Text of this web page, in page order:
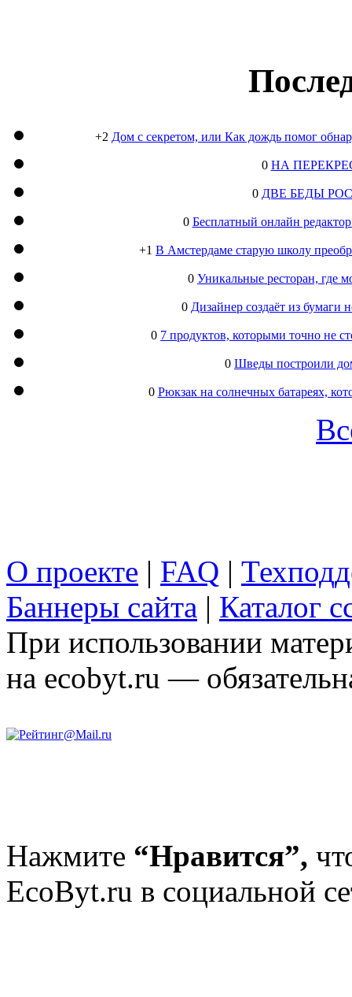
+2 Дом с секретом, или Как дождь помог
0 НА
0 ДВЕ БЕДЫ
0 Бесплатный онлайн
+1 В Амстердаме старую школу
0 Уникальные ресторан, где
0 Дизайнер создаёт из
0 7 продуктов, которыми точно не
0 Шведы построили
0 Рюкзак на солнечных батареях,
О проекте | FAQ |
Баннеры сайта | Каталог
При использовании
на ecobyt.ru —
Нажмите “Нравится”,
EcoByt.ru в социальной